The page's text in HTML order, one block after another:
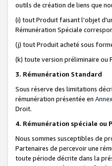
outils de création de liens que
(i) tout Produit faisant l'objet
Rémunération Spéciale
(j) tout Produit acheté sous
(k) toute version préliminaire ou
3. Rémunération Standard
Sous réserve des limitations
rémunération présentée en
Droit.
4. Rémunération spéciale ou
Nous sommes susceptibles de
Partenaires de percevoir une
toute période décrite dans la